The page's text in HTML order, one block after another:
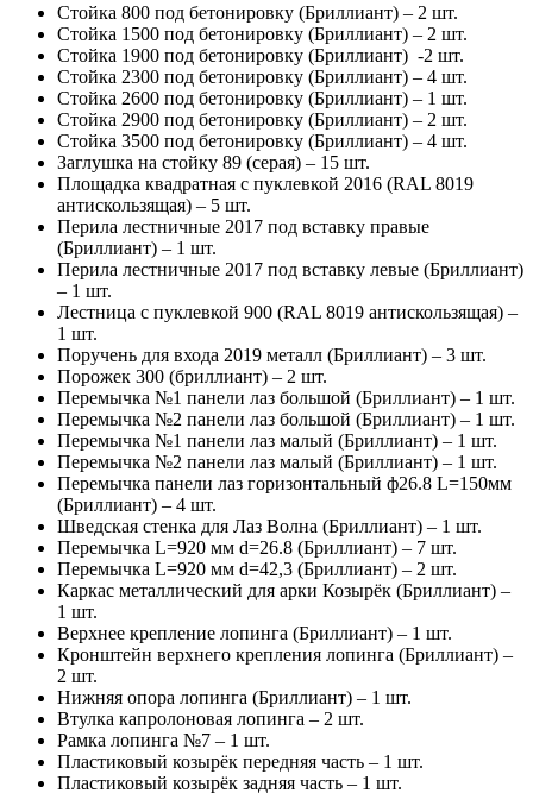
Стойка 800 под бетонировку (Бриллиант) – 2 шт.
Стойка 1500 под бетонировку (Бриллиант) – 2 шт.
Стойка 1900 под бетонировку (Бриллиант) -2 шт.
Стойка 2300 под бетонировку (Бриллиант) – 4 шт.
Стойка 2600 под бетонировку (Бриллиант) – 1 шт.
Стойка 2900 под бетонировку (Бриллиант) – 2 шт.
Стойка 3500 под бетонировку (Бриллиант) – 4 шт.
Заглушка на стойку 89 (серая) – 15 шт.
Площадка квадратная с пуклевкой 2016 (RAL 8019
антискользящая) – 5 шт.
Перила лестничные 2017 под вставку правые
(Бриллиант) – 1 шт.
Перила лестничные 2017 под вставку левые (Бриллиант)
– 1 шт.
Лестница с пуклевкой 900 (RAL 8019 антискользящая) –
1 шт.
Поручень для входа 2019 металл (Бриллиант) – 3 шт.
Порожек 300 (бриллиант) – 2 шт.
Перемычка №1 панели лаз большой (Бриллиант) – 1 шт.
Перемычка №2 панели лаз большой (Бриллиант) – 1 шт.
Перемычка №1 панели лаз малый (Бриллиант) – 1 шт.
Перемычка №2 панели лаз малый (Бриллиант) – 1 шт.
Перемычка панели лаз горизонтальный ф26.8 L=150мм
(Бриллиант) – 4 шт.
Шведская стенка для Лаз Волна (Бриллиант) – 1 шт.
Перемычка L=920 мм d=26.8 (Бриллиант) – 7 шт.
Перемычка L=920 мм d=42,3 (Бриллиант) – 2 шт.
Каркас металлический для арки Козырёк (Бриллиант) –
1 шт.
Верхнее крепление лопинга (Бриллиант) – 1 шт.
Кронштейн верхнего крепления лопинга (Бриллиант) –
2 шт.
Нижняя опора лопинга (Бриллиант) – 1 шт.
Втулка капролоновая лопинга – 2 шт.
Рамка лопинга №7 – 1 шт.
Пластиковый козырёк передняя часть – 1 шт.
Пластиковый козырёк задняя часть – 1 шт.